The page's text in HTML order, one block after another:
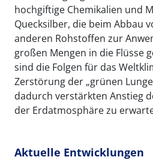
hochgiftige Chemikalien und
Quecksilber, die beim Abbau
anderen Rohstoffen zur
großen Mengen in die Flüsse
sind die Folgen für das
Zerstörung der „grünen
dadurch verstärkten Anstieg
der Erdatmosphäre zu
Aktuelle Entwicklungen